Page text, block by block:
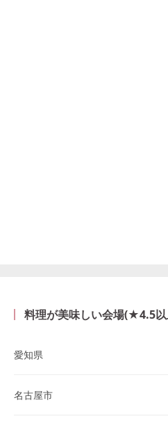
料理が美味しい会場(★4.5
愛知県
名古屋市